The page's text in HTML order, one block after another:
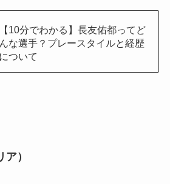
【10分でわかる】長友佑都ってど
んな選手？プレースタイルと経歴
について
ア）